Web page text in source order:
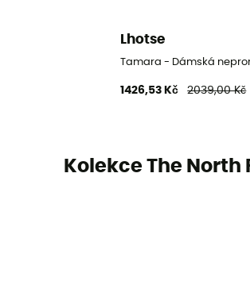
Lhotse
Tamara - Dámská
1426,53 Kč 2039,00 Kč
Kolekce The North